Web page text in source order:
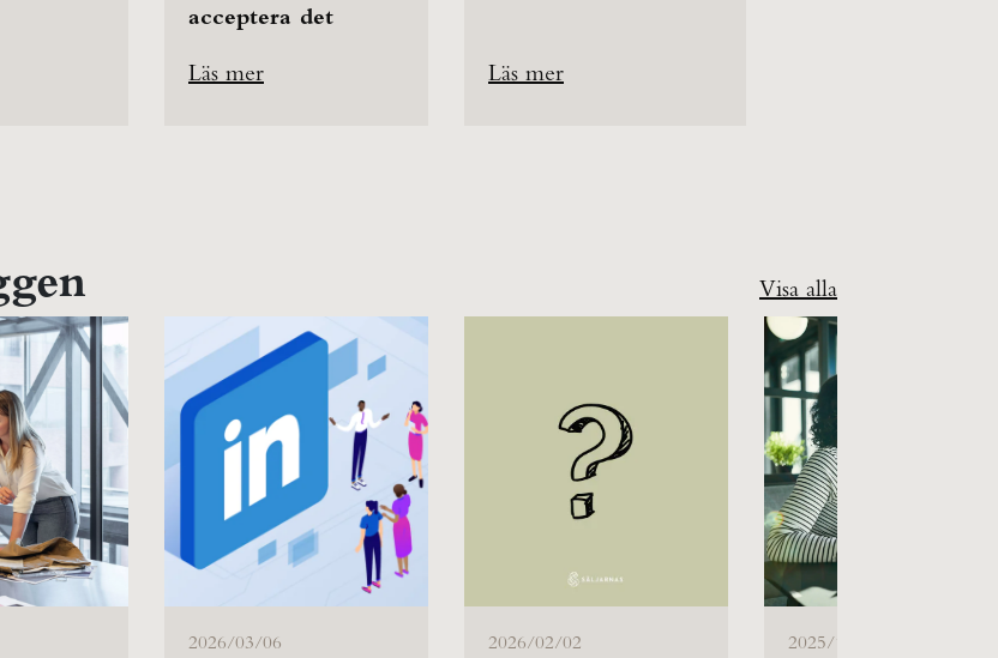
acceptera det
Läs mer Läs mer
Visa alla
2026/03/06 2026/02/02 2025/12/19